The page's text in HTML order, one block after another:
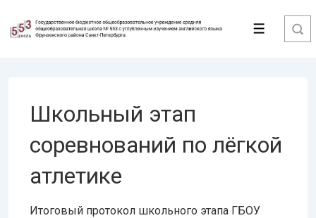
Перейти
Меню
Школьный этап
соревнований по лёгкой
атлетике
Итоговый протокол школьного этапа ГБОУ